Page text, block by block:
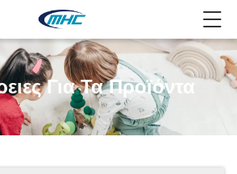
Για Τα Προϊόντα